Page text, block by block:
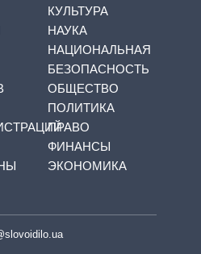
КУЛЬТУРА
НАУКА
НАЦИОНАЛЬНАЯ
БЕЗОПАСНОСТЬ
ОБЩЕСТВО
ПОЛИТИКА
ПРАВО
ФИНАНСЫ
ЭКОНОМИКА